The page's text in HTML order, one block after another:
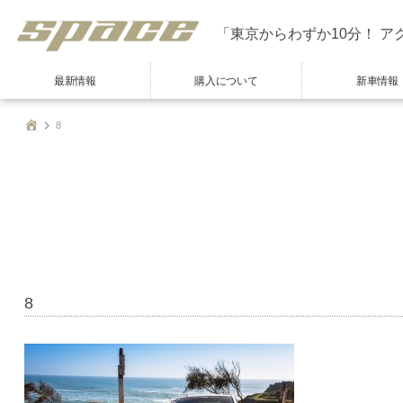
「東京からわずか10分！ ア
最新情報 購入について 新車情報
8
8